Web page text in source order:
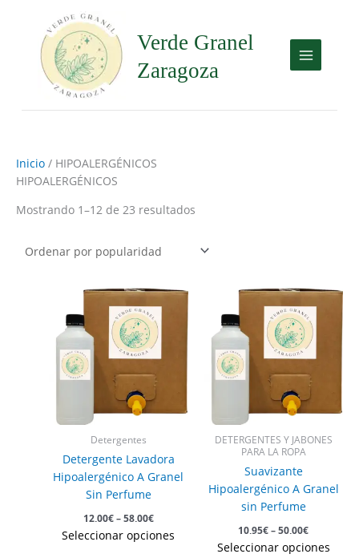
contenido
Verde Granel
Zaragoza
Inicio / HIPOALERGÉNICOS
HIPOALERGÉNICOS
Mostrando 1–12 de 23 resultados
Detergentes
Detergente Lavadora
Hipoalergénico A Granel
Sin Perfume
12,00€–58,00€
Seleccionar opciones
Este
producto
tiene
múltiples
variantes.
Las
se
pueden
en
producto
DETERGENTES Y JABONES
PARA LA ROPA
Suavizante
Hipoalergénico A Granel
sin Perfume
10,95€–50,00€
Seleccionar opciones
Este
Las
se
la